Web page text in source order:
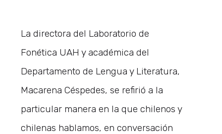
La directora del Laboratorio de
Fonética UAH y académica del
Departamento de Lengua y Literatura,
Macarena Céspedes, se refirió a la
particular manera en la que chilenos y
chilenas hablamos, en conversación